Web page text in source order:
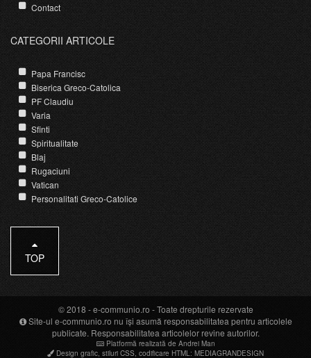
Contact
CATEGORII ARTICOLE
Papa Francisc
Biserica Greco-Catolica
PF Claudiu
Varia
Sfinti
Spiritualitate
Blaj
Rugaciuni
Vatican
Personalitati Greco-Catolice
TOP
© 2018 -e-communio.ro - Toate drepturile rezervate
Site-ul e-communio.ro nu își asumă responsabilitatea pentru articolele
publicate. Responsabilitatea articolelor revine autorilor.
Platformă realizată de Andrei Man
Design grafic stiluri CSS codificare HTML : MEDIAGRANDESIGN